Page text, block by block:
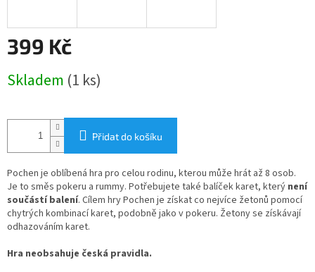
399 Kč
cena:
Skladem (1 ks)
Přidat do košíku
Pochen je oblíbená hra pro celou rodinu, kterou může hrát až 8 osob.
Je to směs pokeru a rummy. Potřebujete také balíček karet, který není
součástí balení. Cílem hry Pochen je získat co nejvíce žetonů pomocí
chytrých kombinací karet, podobně jako v pokeru. Žetony se získávají
odhazováním karet.
Hra neobsahuje česká pravidla.